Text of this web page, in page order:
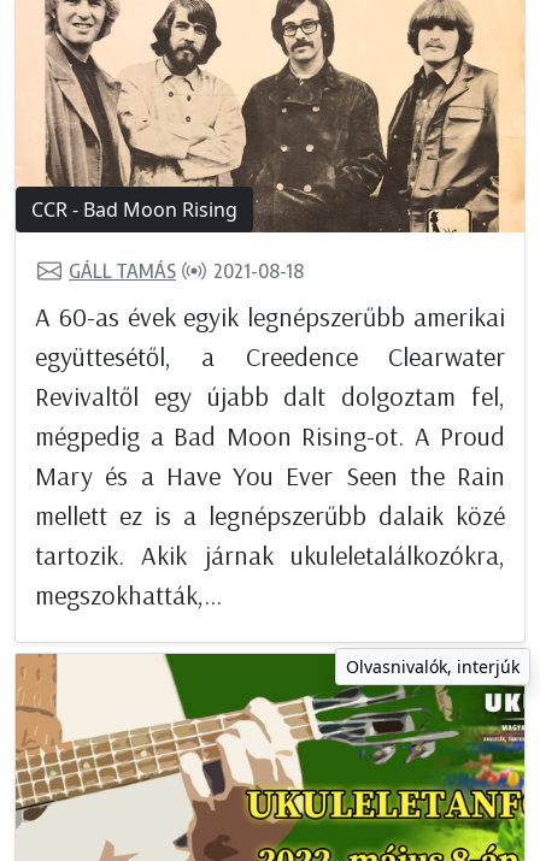
CCR - Bad Moon Rising
GÁLL TAMÁS 2021-08-18
A 60-as évek egyik legnépszerűbb amerikai
együttesétől, a Creedence Clearwater
Revivaltől egy újabb dalt dolgoztam fel,
mégpedig a Bad Moon Rising-ot. A Proud
Mary és a Have You Ever Seen the Rain
mellett ez is a legnépszerűbb dalaik közé
tartozik. Akik járnak ukuleletalálkozókra,
megszokhatták,...
Olvasnivalók, interjúk